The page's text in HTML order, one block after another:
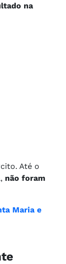
na
Até o
não foram
Maria e